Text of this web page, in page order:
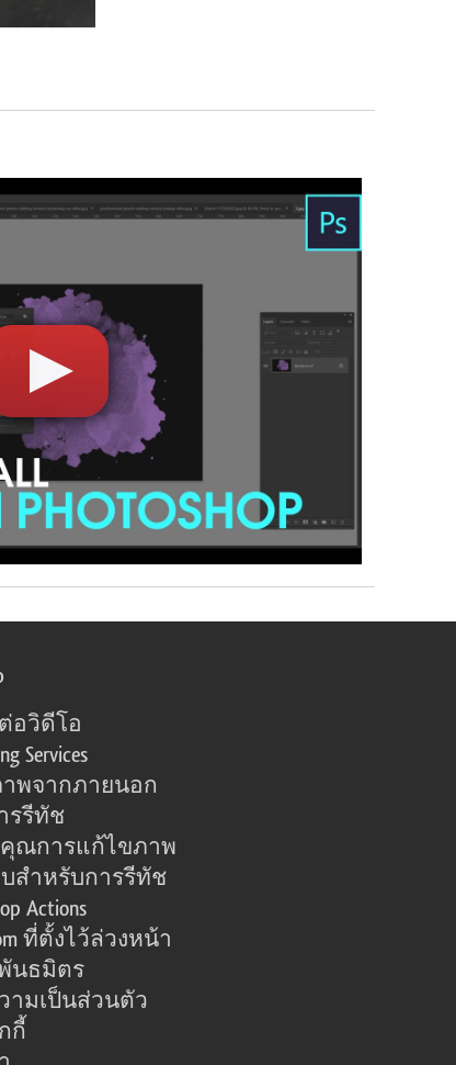
อวิดีโอ
Services
พจากภายนอก
รรีทัช
ณการแก้ไขภาพ
สำหรับการรีทัช
Actions
ที่ตั้งไว้ล่วงหน้า
นธมิตร
ามเป็นส่วนตัว
กี้